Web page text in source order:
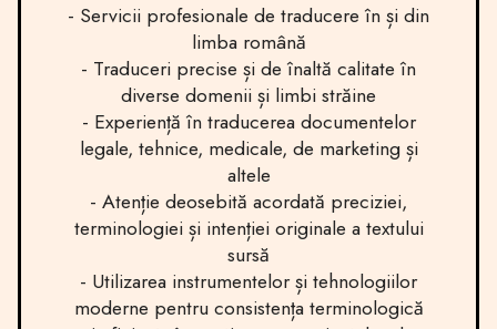
- Servicii profesionale de traducere în și din
limba română
- Traduceri precise și de înaltă calitate în
diverse domenii și limbi străine
- Experiență în traducerea documentelor
legale, tehnice, medicale, de marketing și
altele
- Atenție deosebită acordată preciziei,
terminologiei și intenției originale a textului
sursă
- Utilizarea instrumentelor și tehnologiilor
moderne pentru consistența terminologică